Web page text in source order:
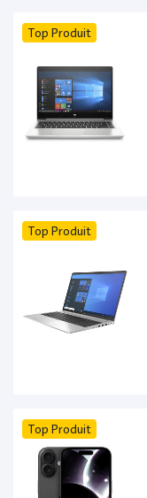
Top Produit
Top Produit
Top Produit